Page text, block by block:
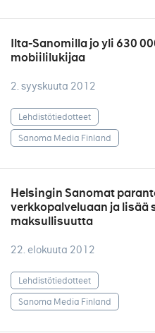
Ilta-Sanomilla jo yli 630
mobiililukijaa
2. syyskuuta 2012
Lehdistötiedotteet
Sanoma Media Finland
Helsingin Sanomat
verkkopalveluaan ja lisää
maksullisuutta
22. elokuuta 2012
Lehdistötiedotteet
Sanoma Media Finland